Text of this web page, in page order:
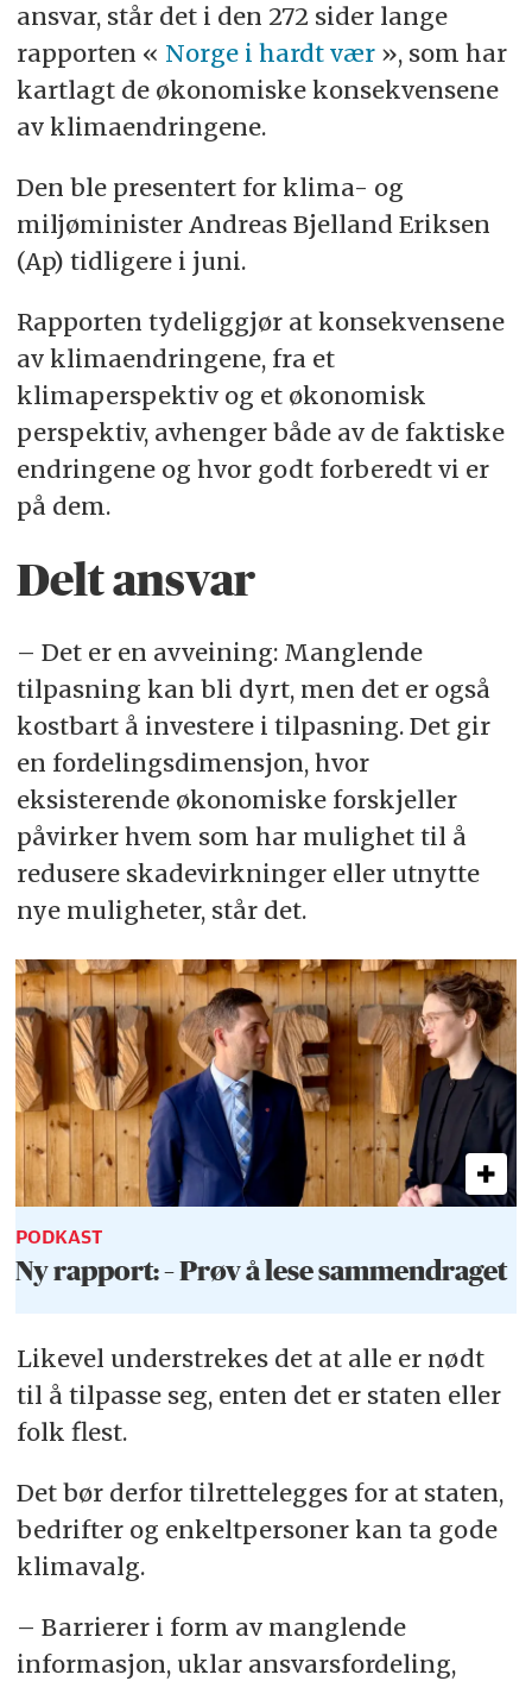
ansvar, står det i den 272 sider lange
rapporten « Norge i hardt vær», som har
kartlagt de økonomiske konsekvensene
av klimaendringene.
Den ble presentert for klima- og
miljøminister Andreas Bjelland Eriksen
(Ap) tidligere i juni.
Rapporten tydeliggjør at konsekvensene
av klimaendringene, fra et
klimaperspektiv og et økonomisk
perspektiv, avhenger både av de faktiske
endringene og hvor godt forberedt vi er
på dem.
Delt ansvar
– Det er en avveining: Manglende
tilpasning kan bli dyrt, men det er også
kostbart å investere i tilpasning. Det gir
en fordelingsdimensjon, hvor
eksisterende økonomiske forskjeller
påvirker hvem som har mulighet til å
redusere skadevirkninger eller utnytte
nye muligheter, står det.
PODKAST
Ny rapport: – Prøv å lese sammendraget
Likevel understrekes det at alle er nødt
til å tilpasse seg, enten det er staten eller
folk flest.
Det bør derfor tilrettelegges for at staten,
bedrifter og enkeltpersoner kan ta gode
klimavalg.
– Barrierer i form av manglende
informasjon, uklar ansvarsfordeling,